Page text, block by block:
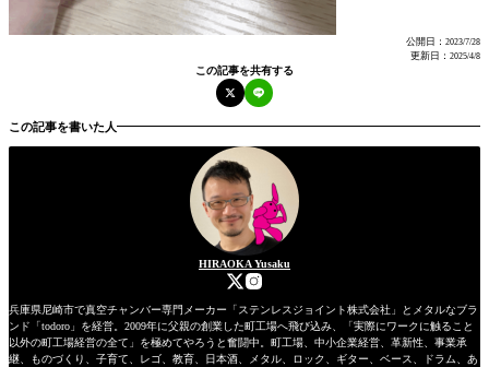
公開日： 2023/7/28
更新日： 2025/4/8
この記事を共有する
この記事を書いた人
HIRAOKA Yusaku
兵庫県尼崎市で真空チャンバー専門メーカー「ステンレスジョイント株式会社」とメタルなブラ
ンド「todoro」を経営。2009年に父親の創業した町工場へ飛び込み、「実際にワークに触ること
以外の町工場経営の全て」を極めてやろうと奮闘中。町工場、中小企業経営、革新性、事業承
継、ものづくり、子育て、レゴ、教育、日本酒、メタル、ロック、ギター、ベース、ドラム、あ